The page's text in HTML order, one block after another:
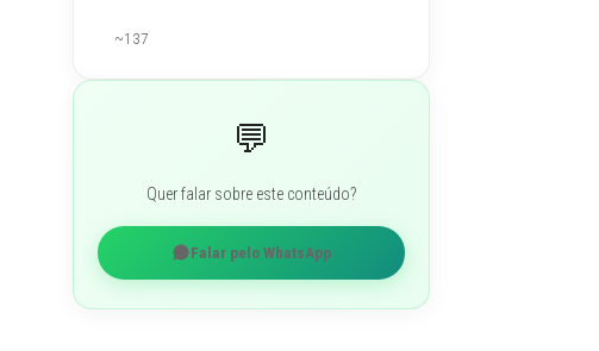
~137
💬
Quer falar sobre este conteúdo?
Falar pelo WhatsApp